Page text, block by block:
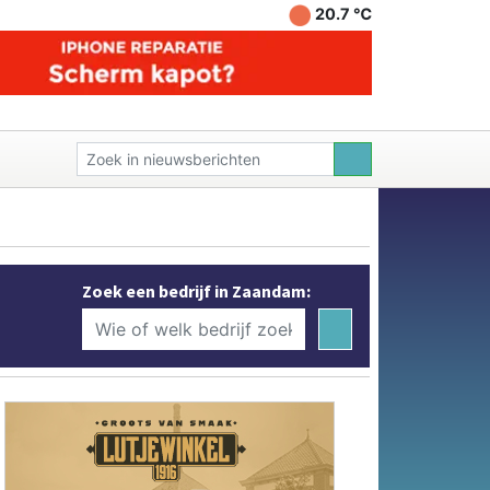
20.7 ℃
Zoek een bedrijf in Zaandam: